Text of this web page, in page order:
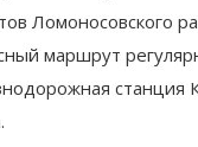
Ломоносовского
маршрут
станция